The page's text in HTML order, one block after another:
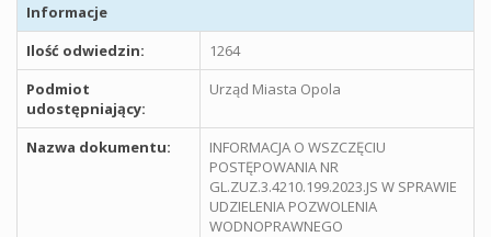
Informacje
Ilość odwiedzin:
1264
Podmiot
udostępniający:
Urząd Miasta Opola
Nazwa dokumentu:
INFORMACJA O WSZCZĘCIU
POSTĘPOWANIA NR
GL.ZUZ.3.4210.199.2023.JS W SPRAWIE
UDZIELENIA POZWOLENIA
WODNOPRAWNEGO